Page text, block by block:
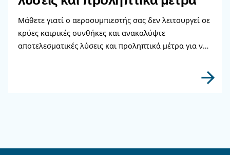
ασφάλεια και να ενισχύσετε την απόδοση.